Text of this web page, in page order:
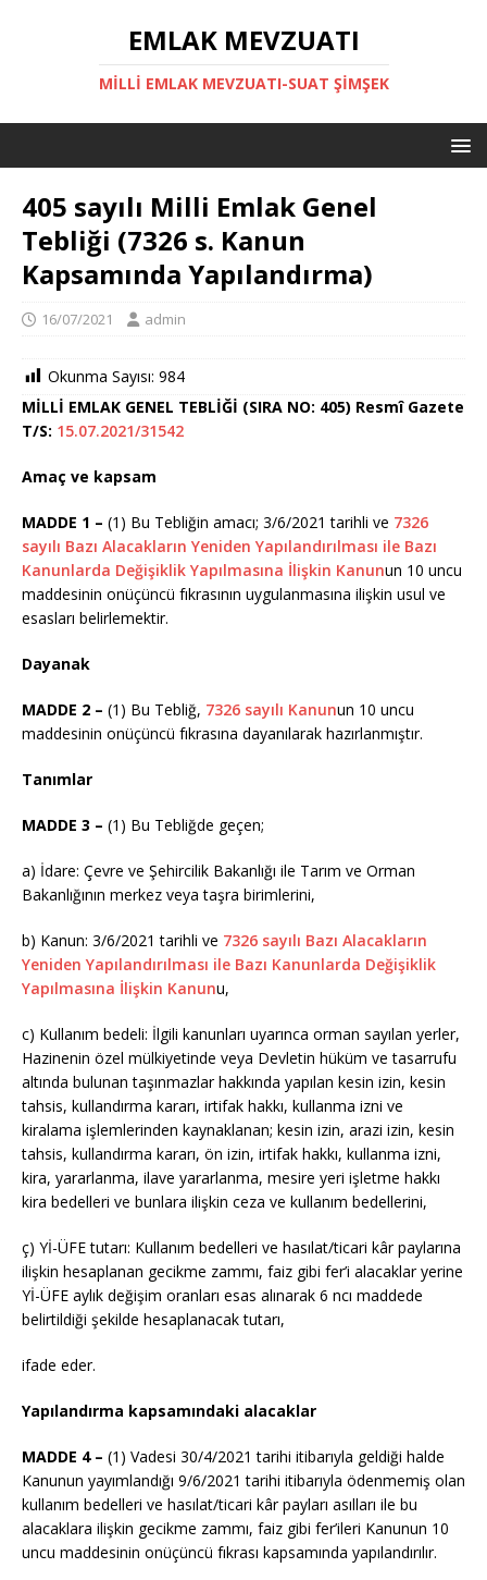
EMLAK MEVZUATI
MILLI EMLAK MEVZUATI-SUAT ŞİMŞEK
405 sayılı Milli Emlak Genel
Tebliği (7326 s. Kanun
Kapsamında Yapılandırma)
16/07/2021 admin
Okunma Sayısı: 984
MİLLİ EMLAK GENEL TEBLİĞİ (SIRA NO: 405) Resmî Gazete
T/S: 15.07.2021/31542
Amaç ve kapsam
MADDE 1 – (1) Bu Tebliğin amacı; 3/6/2021 tarihli ve 7326
sayılı Bazı Alacakların Yeniden Yapılandırılması ile Bazı
Kanunlarda Değişiklik Yapılmasına İlişkin Kanunun 10 uncu
maddesinin onüçüncü fıkrasının uygulanmasına ilişkin usul ve
esasları belirlemektir.
Dayanak
MADDE 2 – (1) Bu Tebliğ, 7326 sayılı Kanunun 10 uncu
maddesinin onüçüncü fıkrasına dayanılarak hazırlanmıştır.
Tanımlar
MADDE 3 – (1) Bu Tebliğde geçen;
a) İdare: Çevre ve Şehircilik Bakanlığı ile Tarım ve Orman
Bakanlığının merkez veya taşra birimlerini,
b) Kanun: 3/6/2021 tarihli ve 7326 sayılı Bazı Alacakların
Yeniden Yapılandırılması ile Bazı Kanunlarda Değişiklik
Yapılmasına İlişkin Kanunu,
c) Kullanım bedeli: İlgili kanunları uyarınca orman sayılan yerler,
Hazinenin özel mülkiyetinde veya Devletin hüküm ve tasarrufu
altında bulunan taşınmazlar hakkında yapılan kesin izin, kesin
tahsis, kullandırma kararı, irtifak hakkı, kullanma izni ve
kiralama işlemlerinden kaynaklanan; kesin izin, arazi izin, kesin
tahsis, kullandırma kararı, ön izin, irtifak hakkı, kullanma izni,
kira, yararlanma, ilave yararlanma, mesire yeri işletme hakkı
kira bedelleri ve bunlara ilişkin ceza ve kullanım bedellerini,
ç) Yİ-ÜFE tutarı: Kullanım bedelleri ve hasılat/ticari kâr paylarına
ilişkin hesaplanan gecikme zammı, faiz gibi fer’i alacaklar yerine
Yİ-ÜFE aylık değişim oranları esas alınarak 6 ncı maddede
belirtildiği şekilde hesaplanacak tutarı,
ifade eder.
Yapılandırma kapsamındaki alacaklar
MADDE 4 – (1) Vadesi 30/4/2021 tarihi itibarıyla geldiği halde
Kanunun yayımlandığı 9/6/2021 tarihi itibarıyla ödenmemiş olan
kullanım bedelleri ve hasılat/ticari kâr payları asılları ile bu
alacaklara ilişkin gecikme zammı, faiz gibi fer’ileri Kanunun 10
uncu maddesinin onüçüncü fıkrası kapsamında yapılandırılır.